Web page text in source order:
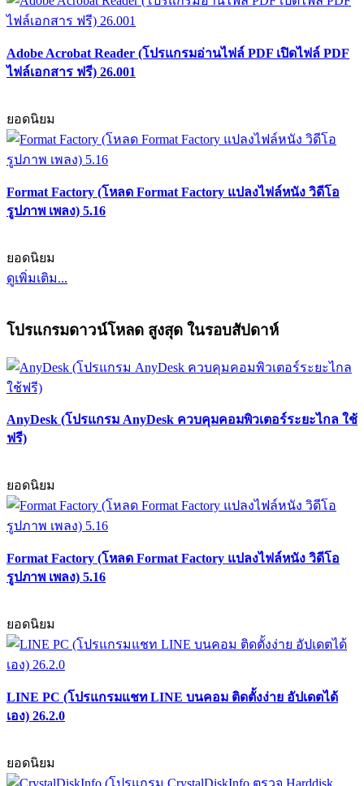
Adobe Acrobat Reader (โปรแกรมอ่านไฟล์ PDF เปิดไฟล์ PDF
ไฟล์เอกสาร ฟรี) 26.001
ยอดนิยม
Format Factory (โหลด Format Factory แปลงไฟล์หนัง วิดีโอ
รูปภาพ เพลง) 5.16
ยอดนิยม
ดูเพิ่มเติม...
โปรแกรมดาวน์โหลด สูงสุด ในรอบสัปดาห์
AnyDesk (โปรแกรม AnyDesk ควบคุมคอมพิวเตอร์ระยะไกล ใช้
ฟรี)
ยอดนิยม
Format Factory (โหลด Format Factory แปลงไฟล์หนัง วิดีโอ
รูปภาพ เพลง) 5.16
ยอดนิยม
LINE PC (โปรแกรมแชท LINE บนคอม ติดตั้งง่าย อัปเดตได้
เอง) 26.2.0
ยอดนิยม